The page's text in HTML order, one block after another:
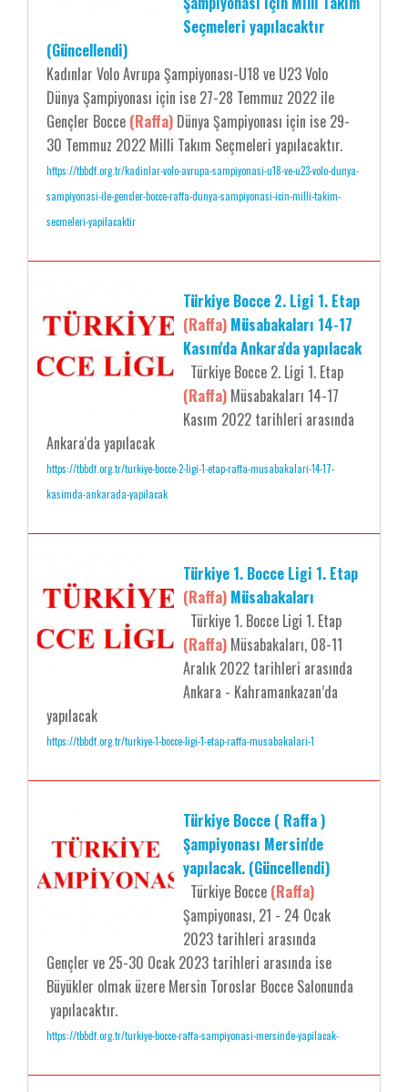
Seçmeleri yapılacaktır
(Güncellendi)
Kadınlar Volo Avrupa Şampiyonası-U18 ve U23 Volo
Dünya Şampiyonası için ise 27-28 Temmuz 2022 ile
Gençler Bocce (Raffa) Dünya Şampiyonası için ise 29-
30 Temmuz 2022 Milli Takım Seçmeleri yapılacaktır.
https://tbbdf.org.tr/kadinlar-volo-avrupa-sampiyonasi-u18-ve-u23-volo-dunya-
sampiyonasi-ile-gencler-bocce-raffa-dunya-sampiyonasi-icin-milli-takim-
secmeleri-yapilacaktir
Türkiye Bocce 2. Ligi 1. Etap
(Raffa) Müsabakaları 14-17
Kasım'da Ankara'da yapılacak
Türkiye Bocce 2. Ligi 1. Etap
(Raffa) Müsabakaları 14-17
Kasım 2022 tarihleri arasında
Ankara'da yapılacak
https://tbbdf.org.tr/turkiye-bocce-2-ligi-1-etap-raffa-musabakalari-14-17-
kasimda-ankarada-yapilacak
Türkiye 1. Bocce Ligi 1. Etap
(Raffa) Müsabakaları
Türkiye 1. Bocce Ligi 1. Etap
(Raffa) Müsabakaları, 08-11
Aralık 2022 tarihleri arasında
Ankara - Kahramankazan’da
yapılacak
https://tbbdf.org.tr/turkiye-1-bocce-ligi-1-etap-raffa-musabakalari-1
Türkiye Bocce ( Raffa )
Şampiyonası Mersin'de
yapılacak. (Güncellendi)
Türkiye Bocce (Raffa)
Şampiyonası, 21 - 24 Ocak
2023 tarihleri arasında
Gençler ve 25-30 Ocak 2023 tarihleri arasında ise
Büyükler olmak üzere Mersin Toroslar Bocce Salonunda
yapılacaktır.
https://tbbdf.org.tr/turkiye-bocce-raffa-sampiyonasi-mersinde-yapilacak-